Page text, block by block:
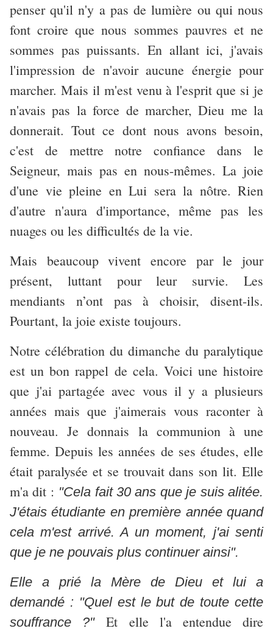
penser qu'il n'y a pas de lumière ou qui nous
font croire que nous sommes pauvres et ne
sommes pas puissants. En allant ici, j'avais
l'impression de n'avoir aucune énergie pour
marcher. Mais il m'est venu à l'esprit que si je
n'avais pas la force de marcher, Dieu me la
donnerait. Tout ce dont nous avons besoin,
c'est de mettre notre confiance dans le
Seigneur, mais pas en nous-mêmes. La joie
d'une vie pleine en Lui sera la nôtre. Rien
d'autre n'aura d'importance, même pas les
nuages ou les difficultés de la vie.
Mais beaucoup vivent encore par le jour
présent, luttant pour leur survie. Les
mendiants n’ont pas à choisir, disent-ils.
Pourtant, la joie existe toujours.
Notre célébration du dimanche du paralytique
est un bon rappel de cela. Voici une histoire
que j'ai partagée avec vous il y a plusieurs
années mais que j'aimerais vous raconter à
nouveau. Je donnais la communion à une
femme. Depuis les années de ses études, elle
était paralysée et se trouvait dans son lit. Elle
m'a dit : "Cela fait 30 ans que je suis alitée.
J'étais étudiante en première année quand
cela m'est arrivé. A un moment, j'ai senti
que je ne pouvais plus continuer ainsi".
Elle a prié la Mère de Dieu et lui a
demandé : "Quel est le but de toute cette
souffrance ?"Et elle l'a entendue dire